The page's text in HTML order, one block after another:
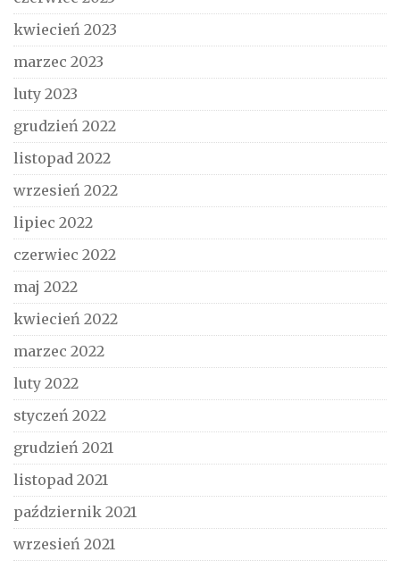
kwiecień 2023
marzec 2023
luty 2023
grudzień 2022
listopad 2022
wrzesień 2022
lipiec 2022
czerwiec 2022
maj 2022
kwiecień 2022
marzec 2022
luty 2022
styczeń 2022
grudzień 2021
listopad 2021
październik 2021
wrzesień 2021